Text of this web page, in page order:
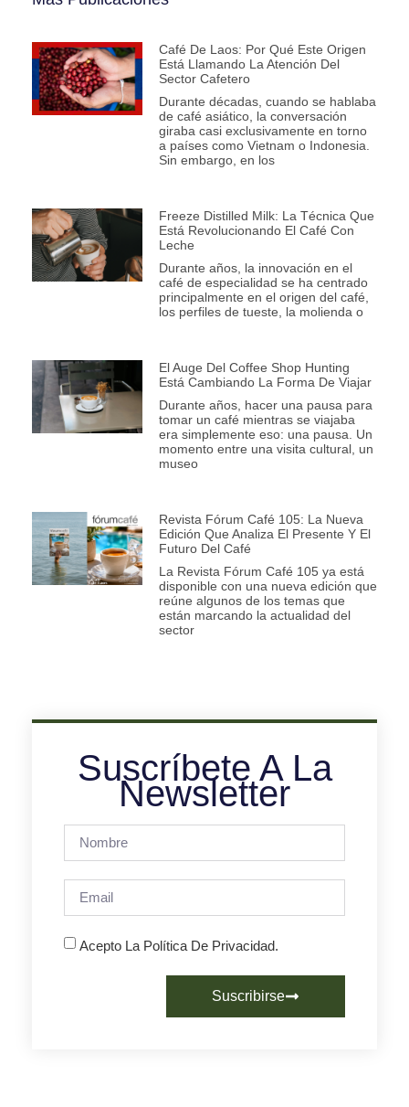
Café De Laos: Por Qué Este Origen
Está Llamando La Atención Del
Sector Cafetero
Durante décadas, cuando se hablaba
de café asiático, la conversación
giraba casi exclusivamente en torno
a países como Vietnam o Indonesia.
Sin embargo, en los
Freeze Distilled Milk: La Técnica Que
Está Revolucionando El Café Con
Leche
Durante años, la innovación en el
café de especialidad se ha centrado
principalmente en el origen del café,
los perfiles de tueste, la molienda o
El Auge Del Coffee Shop Hunting
Está Cambiando La Forma De Viajar
Durante años, hacer una pausa para
tomar un café mientras se viajaba
era simplemente eso: una pausa. Un
momento entre una visita cultural, un
museo
Revista Fórum Café 105: La Nueva
Edición Que Analiza El Presente Y El
Futuro Del Café
La Revista Fórum Café 105 ya está
disponible con una nueva edición que
reúne algunos de los temas que
están marcando la actualidad del
sector
Suscríbete A La
Newsletter
Acepto La Política De Privacidad.
Suscribirse